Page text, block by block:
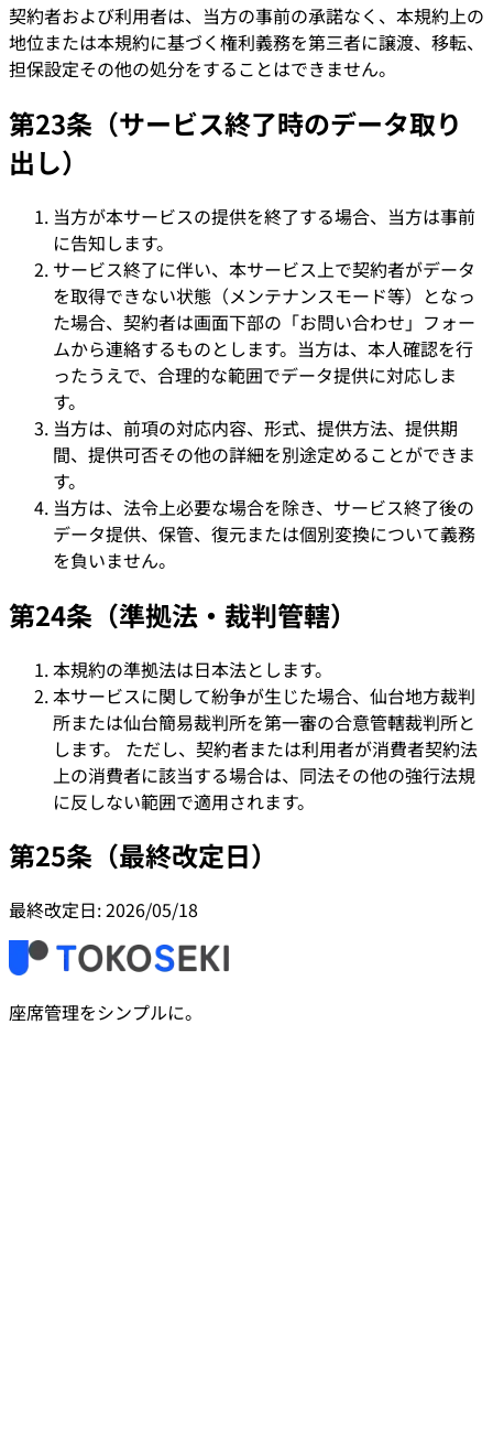
契約者および利用者は、当方の事前の承諾なく、本規約上の
地位または本規約に基づく権利義務を第三者に譲渡、移転、
担保設定その他の処分をすることはできません。
第23条（サービス終了時のデータ取り
出し）
当方が本サービスの提供を終了する場合、当方は事前
に告知します。
サービス終了に伴い、本サービス上で契約者がデータ
を取得できない状態（メンテナンスモード等）となっ
た場合、契約者は画面下部の「お問い合わせ」フォー
ムから連絡するものとします。当方は、本人確認を行
ったうえで、合理的な範囲でデータ提供に対応しま
す。
当方は、前項の対応内容、形式、提供方法、提供期
間、提供可否その他の詳細を別途定めることができま
す。
当方は、法令上必要な場合を除き、サービス終了後の
データ提供、保管、復元または個別変換について義務
を負いません。
第24条（準拠法・裁判管轄）
本規約の準拠法は日本法とします。
本サービスに関して紛争が生じた場合、仙台地方裁判
所または仙台簡易裁判所を第一審の合意管轄裁判所と
します。 ただし、契約者または利用者が消費者契約法
上の消費者に該当する場合は、同法その他の強行法規
に反しない範囲で適用されます。
第25条（最終改定日）
最終改定日: 2026/05/18
座席管理をシンプルに。